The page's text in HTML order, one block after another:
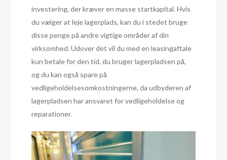
investering, der kræver en masse startkapital. Hvis
du vælger at leje lagerplads, kan du i stedet bruge
disse penge på andre vigtige områder af din
virksomhed. Udover det vil du med en leasingaftale
kun betale for den tid, du bruger lagerpladsen på,
og du kan også spare på
vedligeholdelsesomkostningerne, da udbyderen af
lagerpladsen har ansvaret for vedligeholdelse og
reparationer.